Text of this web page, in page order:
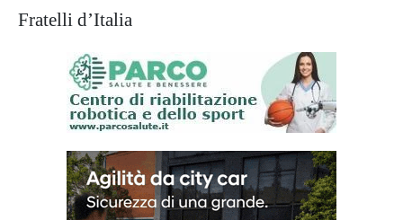
Fratelli d’Italia